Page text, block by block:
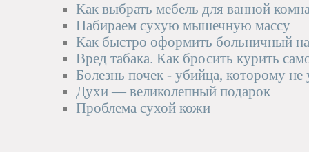
Как выбрать мебель для ванной
Набираем сухую мышечную массу
Как быстро оформить больничный на
Вред табака. Как бросить курить
Болезнь почек - убийца, которому
Духи — великолепный подарок
Проблема сухой кожи